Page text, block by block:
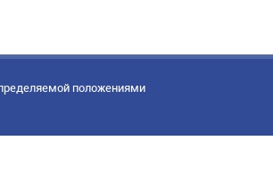
положениями